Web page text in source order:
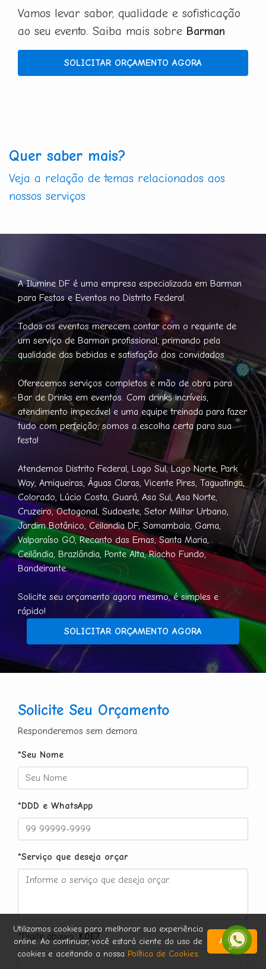
Vamos levar sabor, qualidade e sofisticação
ao seu evento. Saiba mais sobre Barman
SOLICITAR ORÇAMENTO AGORA
Quer saber mais?
Veja a relação de temas relacionados aos
nossos serviços
A Ilumine DF é uma empresa especializada em Barman
para Festas e Eventos no Distrito Federal.
Todos os eventos merecem contar com o requinte de
um serviço de Barman profissional, primando pela
qualidade das bebidas e satisfação dos convidados.
Oferecemos serviços completos e mão de obra para
Bar de Drinks em eventos. Com drinks incríveis,
atendimento impecável e uma equipe treinada para fazer
tudo com perfeição, somos a escolha certa para sua
festa!
Atendemos Distrito Federal, Lago Sul, Lago Norte, Park
Way, Arniqueiras, Águas Claras, Vicente Pires, Taguatinga,
Colorado, Lúcio Costa, Guará, Asa Sul, Asa Norte,
Cruzeiro, Octogonal, Sudoeste, Setor Militar Urbano,
Jardim Botânico, Ceilandia DF, Samambaia, Gama,
Valparaíso GO, Recanto das Emas, Santa Maria,
Ceilândia, Brazlândia, Ponte Alta, Riacho Fundo,
Bandeirante.
Solicite seu orçamento agora mesmo, é simples e
rápido!
SOLICITAR ORÇAMENTO AGORA
Solicite Seu Orçamento
Responderemos sem demora.
*Seu Nome
*DDD e WhatsApp
*Serviço que deseja orçar
*Digite abaixo: KDE7
Utilizamos cookies para melhorar sua experiência
online. Ao continuar, você estará ciente do uso de
cookies e aceitando a nossa Política de Cookies.
Aceitar